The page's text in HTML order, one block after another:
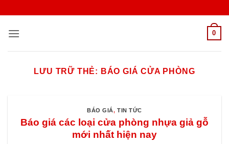
nội
0
LƯU TRỮ THẺ: BÁO GIÁ CỬA PHÒNG
BÁO GIÁ,TIN TỨC
Báo giá các loại cửa phòng nhựa giả gỗ
mới nhất hiện nay